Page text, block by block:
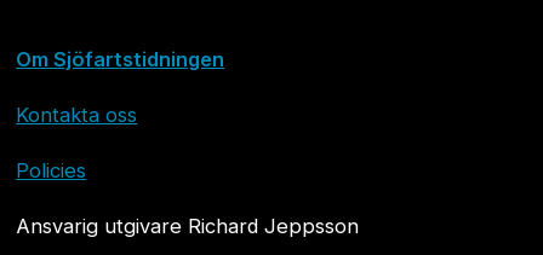
Om Sjöfartstidningen
Kontakta oss
Policies
Ansvarig utgivare Richard Jeppsson